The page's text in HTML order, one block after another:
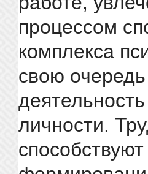
процессом
комплекса
свою очередь
личности.